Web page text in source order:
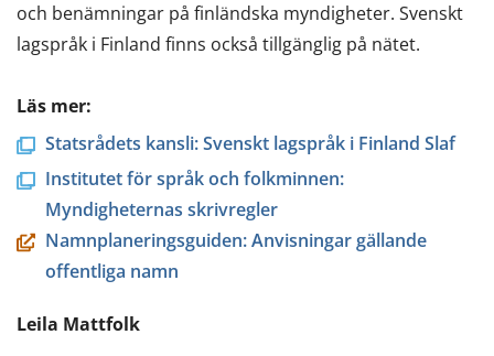
och benämningar på finländska myndigheter. Svenskt
lagspråk i Finland finns också tillgänglig på nätet.
Läs mer:
Statsrådets kansli: Svenskt lagspråk i Finland Slaf
Institutet för språk och folkminnen:
Myndigheternas skrivregler
Namnplaneringsguiden: Anvisningar gällande
offentliga namn
Leila Mattfolk